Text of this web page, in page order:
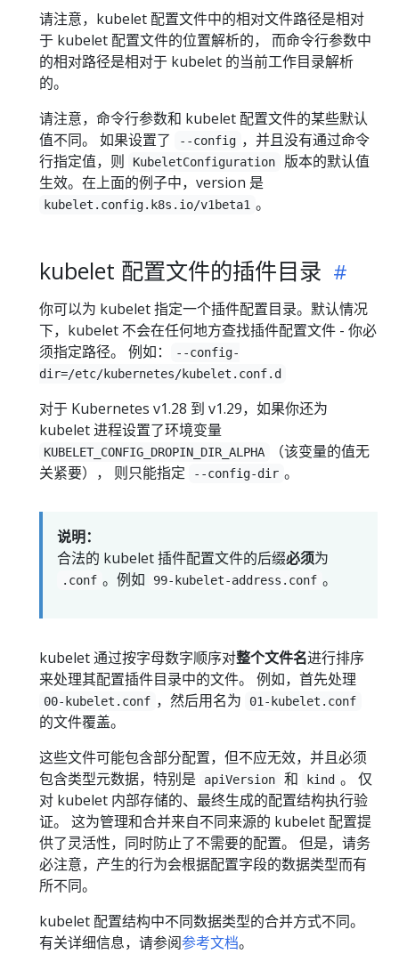
请注意，kubelet 配置文件中的相对文件路径是相对
于 kubelet 配置文件的位置解析的， 而命令行参数中
的相对路径是相对于 kubelet 的当前工作目录解析
的。
请注意，命令行参数和 kubelet 配置文件的某些默认
值不同。 如果设置了
--config ，并且没有通过命令
行指定值，则
KubeletConfiguration
版本的默认值
生效。在上面的例子中，version 是
kubelet.config.k8s.io/v1beta1 。
kubelet 配置文件的插件目录
你可以为 kubelet 指定一个插件配置目录。默认情况
下，kubelet 不会在任何地方查找插件配置文件 - 你必
须指定路径。 例如：
--config-
dir=/etc/kubernetes/kubelet.conf.d
对于 Kubernetes v1.28 到 v1.29，如果你还为
kubelet 进程设置了环境变量
KUBELET_CONFIG_DROPIN_DIR_ALPHA
（该变量的值无
关紧要）， 则只能指定
--config-dir 。
说明：
合法的 kubelet 插件配置文件的后缀必须为
.conf 。例如 99-kubelet-address.conf 。
kubelet 通过按字母数字顺序对整个文件名进行排序
来处理其配置插件目录中的文件。 例如，首先处理
00-kubelet.conf ，然后用名为 01-kubelet.conf
的文件覆盖。
这些文件可能包含部分配置，但不应无效，并且必须
包含类型元数据，特别是
apiVersion 和 kind 。 仅
对 kubelet 内部存储的、最终生成的配置结构执行验
证。 这为管理和合并来自不同来源的 kubelet 配置提
供了灵活性，同时防止了不需要的配置。 但是，请务
必注意，产生的行为会根据配置字段的数据类型而有
所不同。
kubelet 配置结构中不同数据类型的合并方式不同。
有关详细信息，请参阅参考文档。